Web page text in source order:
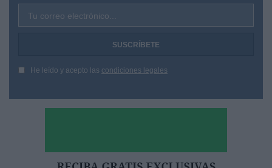
Tu correo electrónico...
He leído y acepto las condiciones legales